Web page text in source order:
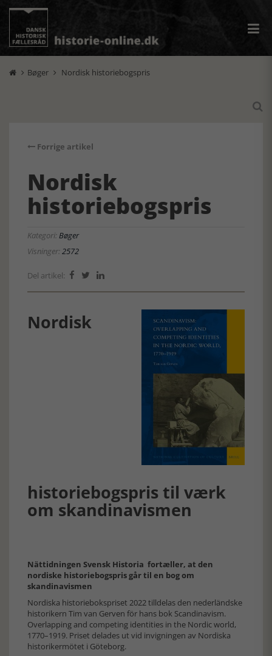
 Bøger  Nordisk historiebogspris

Forrige artikel
Nordisk
historiebogspris
Kategori:Bøger
Visninger:2572
Del artikel:   
Nordisk
historiebogspris til værk
om skandinavismen
Nättidningen Svensk Historia fortæller, at den
nordiske historiebogspris går til en bog om
skandinavismen
Nordiska historiebokspriset 2022 tilldelas den nederländske
historikern Tim van Gerven för hans bok Scandinavism.
Overlapping and competing identities in the Nordic world,
1770–1919. Priset delades ut vid invigningen av Nordiska
historikermötet i Göteborg.